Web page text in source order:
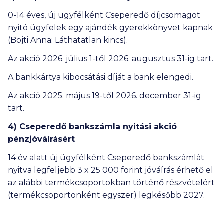
0-14 éves, új ügyfélként Cseperedő díjcsomagot
nyitó ügyfelek egy ajándék gyerekkönyvet kapnak
(Bojti Anna: Láthatatlan kincs).
Az akció 2026. július 1-től 2026. augusztus 31-ig tart.
A bankkártya kibocsátási díját a bank elengedi.
Az akció 2025. május 19-től 2026. december 31-ig
tart.
4) Cseperedő bankszámla nyitási akció
pénzjóváírásért
14 év alatt új ügyfélként Cseperedő bankszámlát
nyitva legfeljebb 3 x 25 000 forint jóváírás érhető el
az alábbi termékcsoportokban történő részvételért
(termékcsoportonként egyszer) legkésőbb 2027.